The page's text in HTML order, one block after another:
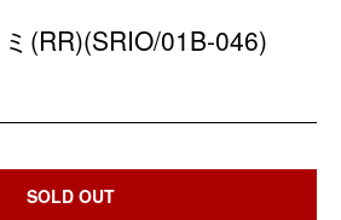
(RR)(SRIO/01B-046)
SOLD OUT